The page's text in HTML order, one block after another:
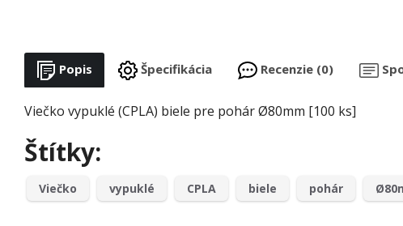
Popis Špecifikácia Recenzie (0)
Viečko vypuklé (CPLA) biele pre pohár Ø80mm [100 ks]
Štítky:
Viečko vypuklé CPLA biele pohár